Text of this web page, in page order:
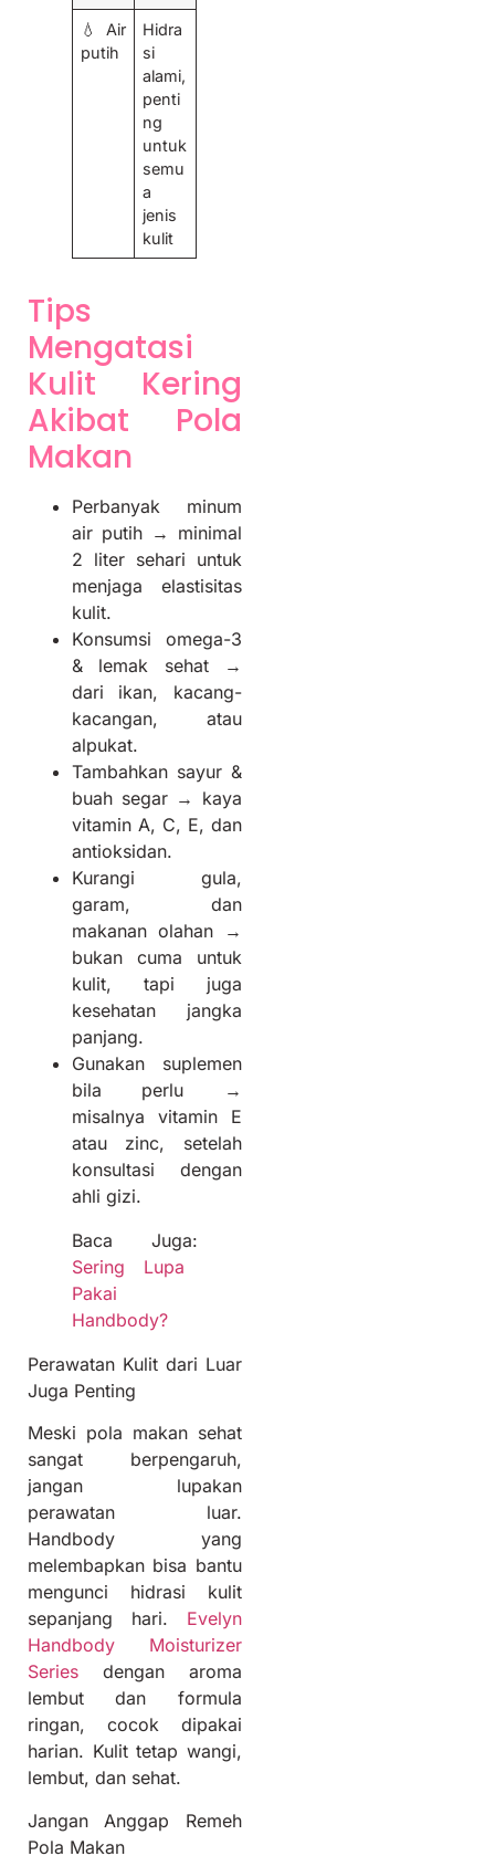
💧 Air
putih
Hidra
si
alami,
penti
ng
untuk
semu
a
jenis
kulit
Tips
Mengatasi
Kulit Kering
Akibat Pola
Makan
Perbanyak minum
air putih → minimal
2 liter sehari untuk
menjaga elastisitas
kulit.
Konsumsi omega-3
& lemak sehat →
dari ikan, kacang-
kacangan, atau
alpukat.
Tambahkan sayur &
buah segar → kaya
vitamin A, C, E, dan
antioksidan.
Kurangi gula,
garam, dan
makanan olahan →
bukan cuma untuk
kulit, tapi juga
kesehatan jangka
panjang.
Gunakan suplemen
bila perlu →
misalnya vitamin E
atau zinc, setelah
konsultasi dengan
ahli gizi.
Baca Juga:
Sering Lupa
Pakai
Handbody?
Perawatan Kulit dari Luar
Juga Penting
Meski pola makan sehat
sangat berpengaruh,
jangan lupakan
perawatan luar.
Handbody yang
melembapkan bisa bantu
mengunci hidrasi kulit
sepanjang hari. Evelyn
Handbody Moisturizer
Series dengan aroma
lembut dan formula
ringan, cocok dipakai
harian. Kulit tetap wangi,
lembut, dan sehat.
Jangan Anggap Remeh
Pola Makan